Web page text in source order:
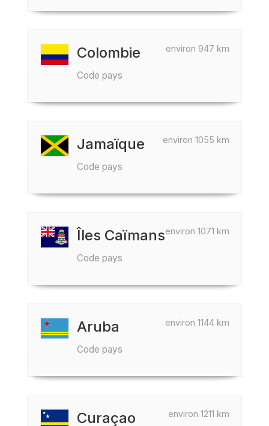
environ 947 km
Colombie
Code pays
environ 1055 km
Jamaïque
Code pays
environ 1071 km
Îles Caïmans
Code pays
environ 1144 km
Aruba
Code pays
environ 1211 km
Curaçao